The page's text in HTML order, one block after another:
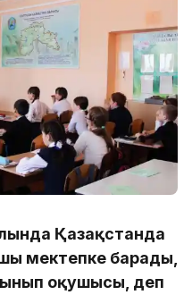
Қазақстанда
мектепке барады,
сынып оқушысы, деп